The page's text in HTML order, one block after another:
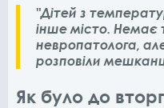
"Дітей з
інше місто. Немає
невропатолога,
розповіли
Як було до